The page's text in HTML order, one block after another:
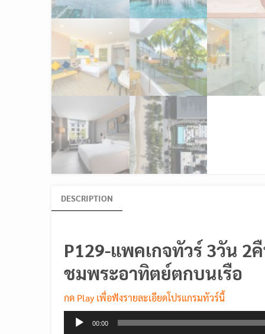
DESCRIPTION
P129-แพคเกจทัวร์ 3วัน 2
ชมพระอาทิตย์ตกบนเรือ
กด Play เพื่อฟังรายละเอียดโปรแกรมทัวร์นี้
Audio
00:00